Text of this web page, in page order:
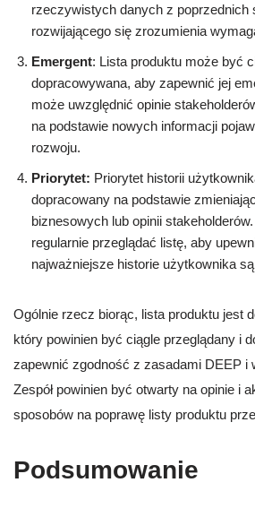
rzeczywistych danych z poprzednich
rozwijającego się zrozumienia
Emergent: Lista produktu może być
dopracowywana, aby zapewnić jej
może uwzględnić opinie
na podstawie nowych informacji
rozwoju.
Priorytet: Priorytet historii
dopracowany na podstawie
biznesowych lub opinii
regularnie przeglądać listę, aby
najważniejsze historie użytkownika
Ogólnie rzecz biorąc, lista produktu jest
który powinien być ciągle przeglądany i
zapewnić zgodność z zasadami DEEP i
Zespół powinien być otwarty na opinie i
sposobów na poprawę listy produktu
Podsumowanie